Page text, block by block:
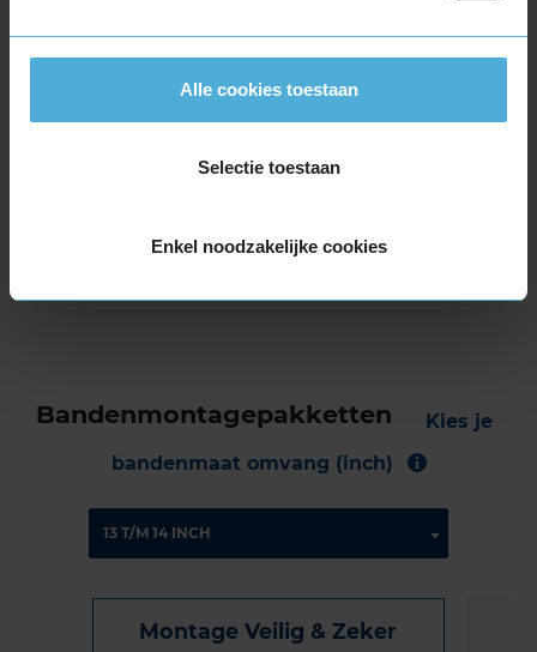
Alle cookies toestaan
Selectie toestaan
Enkel noodzakelijke cookies
Algemeen
Grip
8,0
Auto SUZUKI Celerio 1.0 -/VVT HB 3-cil. B 68pk
Bandenmontagepakketten
Kies je
bandenmaat omvang (inch)
Montage Veilig & Zeker